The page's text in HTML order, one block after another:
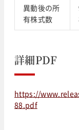
異動後の所
有株式数
詳細PDF
https://
88.pdf